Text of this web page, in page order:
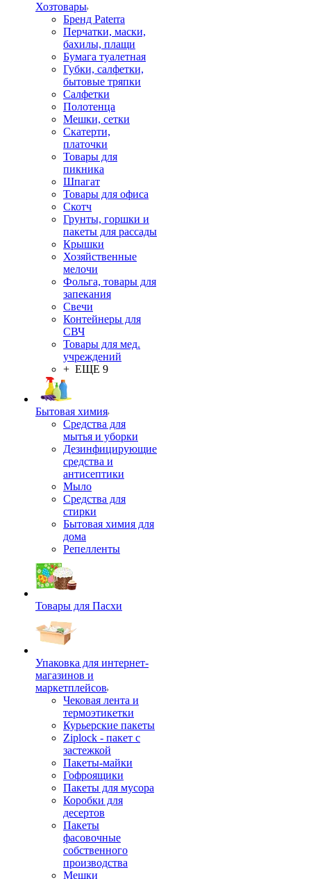
Хозтовары
Бренд Paterra
Перчатки, маски,
бахилы, плащи
Бумага туалетная
Губки, салфетки,
бытовые тряпки
Салфетки
Полотенца
Мешки, сетки
Скатерти,
платочки
Товары для
пикника
Шпагат
Товары для офиса
Скотч
Грунты, горшки и
пакеты для рассады
Крышки
Хозяйственные
мелочи
Фольга, товары для
запекания
Свечи
Контейнеры для
СВЧ
Товары для мед.
учреждений
+ ЕЩЕ 9
Бытовая химия
Средства для
мытья и уборки
Дезинфицирующие
средства и
антисептики
Мыло
Средства для
стирки
Бытовая химия для
дома
Репелленты
Товары для Пасхи
Упаковка для интернет-
магазинов и
маркетплейсов
Чековая лента и
термоэтикетки
Курьерские пакеты
Ziplock - пакет с
застежкой
Пакеты-майки
Гофроящики
Пакеты для мусора
Коробки для
десертов
Пакеты
фасовочные
собственного
производства
Мешки